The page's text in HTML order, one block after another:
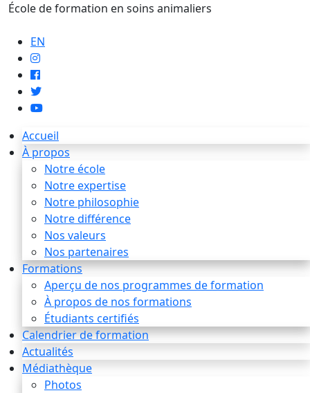
École de formation en soins animaliers
EN
Accueil
À propos
Notre école
Notre expertise
Notre philosophie
Notre différence
Nos valeurs
Nos partenaires
Formations
Aperçu de nos programmes de formation
À propos de nos formations
Étudiants certifiés
Calendrier de formation
Actualités
Médiathèque
Photos